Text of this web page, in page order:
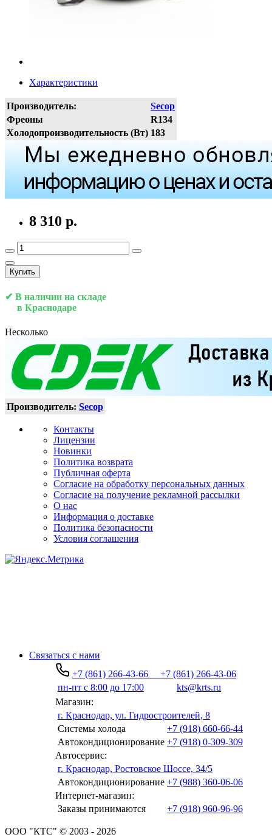
Характеристики
Производитель:
Secop
Фреоны
R134
Холодопроизводительность (Вт) 183
8 310 р.
Купить
✔ В наличии на складе
в Краснодаре
Несколько
Производитель: Secop
Контакты
Лицензии
Новинки
Политика возврата
Публичная оферта
Согласие на обработку персональных данных
Согласие на получение рекламной рассылки
О нас
Информация о доставке
Политика безопасности
Условия соглашения
Связаться с нами
+7 (861) 266-43-66
+7 (861) 266-43-06
пн-пт с 8:00 до 17:00
kts@krts.ru
Магазин:
г. Краснодар, ул. Гидростроителей, 8
Системы холода
+7 (918) 660-66-44
Автокондиционирование +7 (918) 0-309-309
Автосервис:
г. Краснодар, Ростовское Шоссе, 34/5
Автокондиционирование +7 (988) 360-06-06
Интернет-магазин:
Заказы принимаются
+7 (918) 960-96-96
ООО "КТС" © 2003 - 2026